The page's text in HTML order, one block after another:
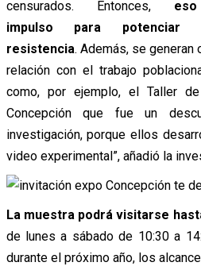
censurados. Entonces,
impulso para potenciar
resistencia. Además, se
relación con el trabajo
como, por ejemplo, el Taller
Concepción que fue un
investigación, porque ellos
video experimental”, añadió la
La muestra podrá visitarse
de lunes a sábado de 10:30 a
durante el próximo año, los